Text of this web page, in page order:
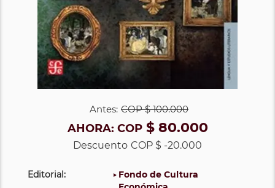
Antes: COP$ 100.000
AHORA: COP$ 80.000
Descuento COP $ -20.000
Editorial:
Fondo de Cultura